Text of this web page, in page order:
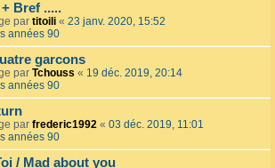
Bref .....
par titoili « 23 janv. 2020, 15:52
années 90
garcons
par Tchouss « 19 déc. 2019, 20:14
années 90
par frederic1992 « 03 déc. 2019, 11:01
années 90
/ Mad about you